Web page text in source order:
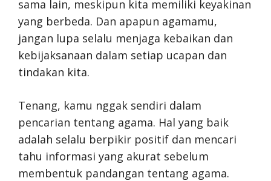
sama lain, meskipun kita memiliki keyakinan
yang berbeda. Dan apapun agamamu,
jangan lupa selalu menjaga kebaikan dan
kebijaksanaan dalam setiap ucapan dan
tindakan kita.
Tenang, kamu nggak sendiri dalam
pencarian tentang agama. Hal yang baik
adalah selalu berpikir positif dan mencari
tahu informasi yang akurat sebelum
membentuk pandangan tentang agama.